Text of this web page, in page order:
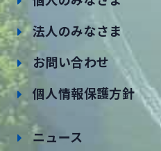
法人のみなさま
お問い合わせ
個人情報保護方針
ニュース